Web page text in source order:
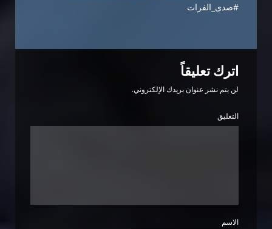
#صدى_الفرات
اترك تعليقاً
لن يتم نشر عنوان بريدك الإلكتروني.
التعليق
الاسم